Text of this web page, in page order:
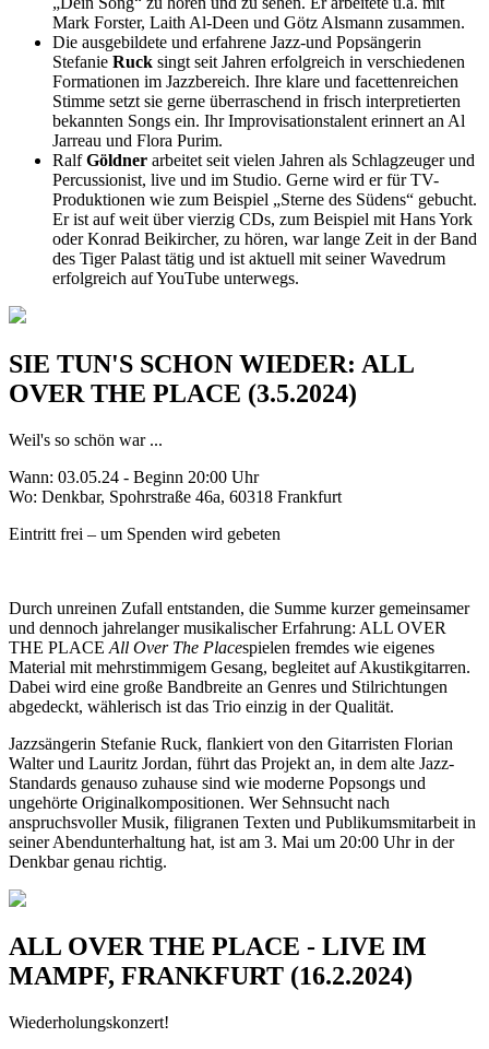
Mark Forster, Laith Al-Deen und Götz Alsmann zusammen.
Die ausgebildete und erfahrene Jazz-und Popsängerin
Stefanie Ruck singt seit Jahren erfolgreich in verschiedenen
Formationen im Jazzbereich. Ihre klare und facettenreichen
Stimme setzt sie gerne überraschend in frisch interpretierten
bekannten Songs ein. Ihr Improvisationstalent erinnert an Al
Jarreau und Flora Purim.
RalfGöldner arbeitet seit vielen Jahren als Schlagzeuger und
Percussionist, live und im Studio. Gerne wird er für TV-
Produktionen wie zum Beispiel „Sterne des Südens“ gebucht.
Er ist auf weit über vierzig CDs, zum Beispiel mit Hans York
oder Konrad Beikircher, zu hören, war lange Zeit in der Band
des Tiger Palast tätig und ist aktuell mit seiner Wavedrum
erfolgreich auf YouTube unterwegs.
SIE TUN'S SCHON WIEDER: ALL
OVER THE PLACE (3.5.2024)
Weil's so schön war ...
Wann: 03.05.24 - Beginn 20:00 Uhr
Wo: Denkbar, Spohrstraße 46a, 60318 Frankfurt
Eintritt frei – um Spenden wird gebeten
Durch unreinen Zufall entstanden, die Summe kurzer gemeinsamer
und dennoch jahrelanger musikalischer Erfahrung: ALL OVER
THE PLACE All Over The Placespielen fremdes wie eigenes
Material mit mehrstimmigem Gesang, begleitet auf Akustikgitarren.
Dabei wird eine große Bandbreite an Genres und Stilrichtungen
abgedeckt, wählerisch ist das Trio einzig in der Qualität.
Jazzsängerin Stefanie Ruck, flankiert von den Gitarristen Florian
Walter und Lauritz Jordan, führt das Projekt an, in dem alte Jazz-
Standards genauso zuhause sind wie moderne Popsongs und
ungehörte Originalkompositionen. Wer Sehnsucht nach
anspruchsvoller Musik, filigranen Texten und Publikumsmitarbeit in
seiner Abendunterhaltung hat, ist am 3. Mai um 20:00 Uhr in der
Denkbar genau richtig.
ALL OVER THE PLACE - LIVE IM
MAMPF, FRANKFURT (16.2.2024)
Wiederholungskonzert!